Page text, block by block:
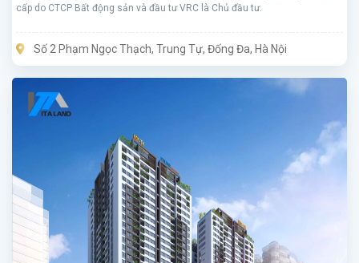
cấp do CTCP Bất động sản và đầu tư VRC là Chủ đầu tư.
Số 2 Phạm Ngọc Thạch, Trung Tự, Đống Đa, Hà Nội